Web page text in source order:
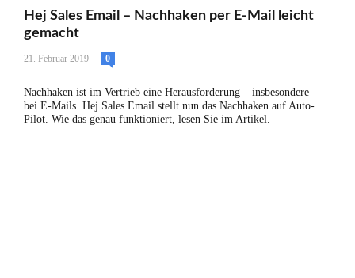
Hej Sales Email – Nachhaken per E-Mail leicht
gemacht
21. Februar 2019 0
Nachhaken ist im Vertrieb eine Herausforderung – insbesondere
bei E-Mails. Hej Sales Email stellt nun das Nachhaken auf Auto-
Pilot. Wie das genau funktioniert, lesen Sie im Artikel.